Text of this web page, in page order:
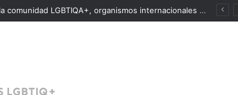
En medio del aumento de la violencia a la comunidad LGBTIQA+, organismos internacionales reconocen a defensores de derechos humanos